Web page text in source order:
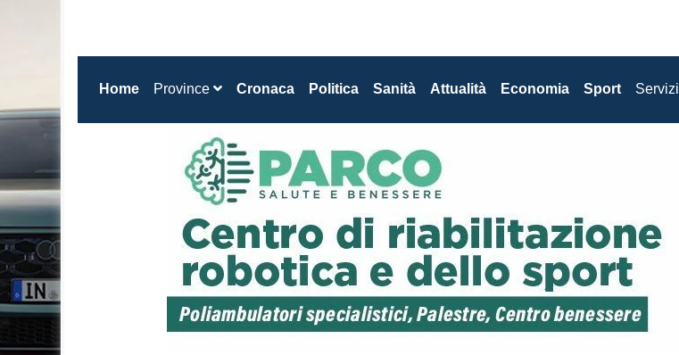
Home(current)
Province Cronaca Politica Sanità Attualità Economia Sport Servizi